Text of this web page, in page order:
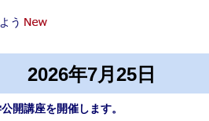
う
2026年7月25日
開講座を開催します。